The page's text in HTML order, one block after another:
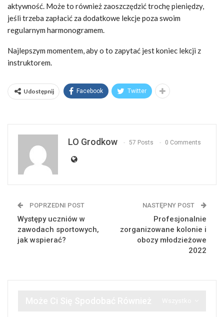
aktywność. Może to również zaoszczędzić trochę pieniędzy,
jeśli trzeba zapłacić za dodatkowe lekcje poza swoim
regularnym harmonogramem.
Najlepszym momentem, aby o to zapytać jest koniec lekcji z
instruktorem.
Udostępnij Facebook Twitter
LO Grodkow 57 Posts 0 Comments
POPRZEDNI POST
Występy uczniów w
zawodach sportowych,
jak wspierać?
NASTĘPNY POST
Profesjonalnie
zorganizowane kolonie i
obozy młodzieżowe
2022